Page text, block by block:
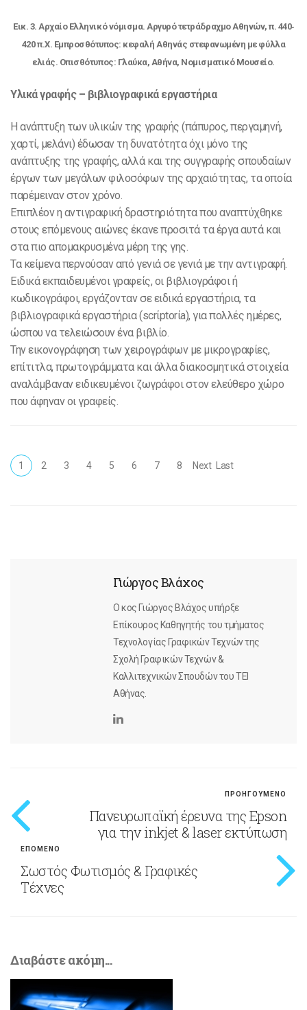
Eικ. 3. Αρχαίο Ελληνικό νόμισμα. Αργυρό τετράδραχμο Αθηνών, π. 440‐
420 π.X. Eμπροσθότυπος: κεφαλή Αθηνάς στεφανωμένη με φύλλα
ελιάς. Oπισθότυπος: Γλαύκα, Αθήνα, Νομισματικό Μουσείο.
Υλικά γραφής – βιβλιογραφικά εργαστήρια
Η ανάπτυξη των υλικών της γραφής (πάπυρος, περγαμηνή,
χαρτί, μελάνι) έδωσαν τη δυνατότητα όχι μόνο της
ανάπτυξης της γραφής, αλλά και της συγγραφής σπουδαίων
έργων των μεγάλων φιλοσόφων της αρχαιότητας, τα οποία
παρέμειναν στον χρόνο.
Επιπλέον η αντιγραφική δραστηριότητα που αναπτύχθηκε
στους επόμενους αιώνες έκανε προσιτά τα έργα αυτά και
στα πιο απομακρυσμένα μέρη της γης.
Τα κείμενα περνούσαν από γενιά σε γενιά με την αντιγραφή.
Ειδικά εκπαιδευμένοι γραφείς, οι βιβλιογράφοι ή
κωδικογράφοι, εργάζονταν σε ειδικά εργαστήρια, τα
βιβλιογραφικά εργαστήρια (scrίptorίa), για πολλές ημέρες,
ώσπου να τελειώσουν ένα βιβλίο.
Την εικονογράφηση των χειρογράφων με μικρογραφίες,
επίτιτλα, πρωτογράμματα και άλλα διακοσμητικά στοιχεία
αναλάμβαναν ειδικευμένοι ζωγράφοι στον ελεύθερο χώρο
που άφηναν οι γραφείς.
1 2 3 4 5 6 7 8 Next Last
Γιώργος Βλάχος
Ο κος Γιώργος Βλάχος υπήρξε
Επίκουρος Καθηγητής του τμήματος
Τεχνολογίας Γραφικών Τεχνών της
Σχολή Γραφικών Τεχνών &
Καλλιτεχνικών Σπουδών του ΤΕΙ
Αθήνας.
ΠΡΟΗΓΟΥΜΕΝΟ
Πανευρωπαϊκή έρευνα της Epson
για την inkjet & laser εκτύπωση
ΕΠΟΜΕΝΟ
Σωστός Φωτισμός & Γραφικές
Τέχνες
Διαβάστε ακόμη...